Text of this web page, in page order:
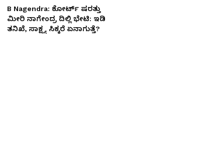
ಪಕ್ಷದ ಘೋಷಣೆ!
B Nagendra: ಕೋರ್ಟ್‌ ಷರತ್ತು
ಮೀರಿ ನಾಗೇಂದ್ರ ದಿಲ್ಲಿ ಭೇಟಿ: ಇಡಿ
ತನಿಖೆ, ಸಾಕ್ಷ್ಯ ಸಿಕ್ಕರೆ ಏನಾಗುತ್ತೆ?